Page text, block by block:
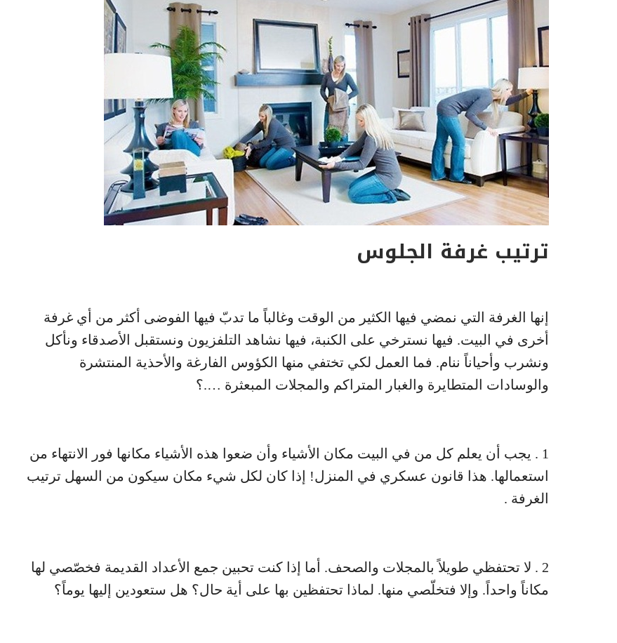
ترتيب غرفة الجلوس
إنها الغرفة التي نمضي فيها الكثير من الوقت وغالباً ما تدبّ فيها الفوضى أكثر من أي غرفة
أخرى في البيت. فيها نسترخي على الكنبة، فيها نشاهد التلفزيون ونستقبل الأصدقاء ونأكل
ونشرب وأحياناً ننام. فما العمل لكي تختفي منها الكؤوس الفارغة والأحذية المنتشرة
والوسادات المتطايرة والغبار المتراكم والمجلات المبعثرة ….؟
1 . يجب أن يعلم كل من في البيت مكان الأشياء وأن ضعوا هذه الأشياء مكانها فور الانتهاء من
استعمالها. هذا قانون عسكري في المنزل! إذا كان لكل شيء مكان سيكون من السهل ترتيب
الغرفة .
2 . لا تحتفظي طويلاً بالمجلات والصحف. أما إذا كنت تحبين جمع الأعداد القديمة فخصّصي لها
مكاناً واحداً. وإلا فتخلّصي منها. لماذا تحتفظين بها على أية حال؟ هل ستعودين إليها يوماً؟